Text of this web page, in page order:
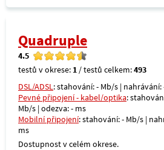
Quadruple
4.5
testů v okrese: 1 / testů celkem:493
DSL/ADSL: stahování: - Mb/s | nahrávání:
Pevné připojení - kabel/optika:
Mb/s | odezva: - ms
Mobilní připojení: stahování: - Mb/s |
ms
Dostupnost v celém okrese.